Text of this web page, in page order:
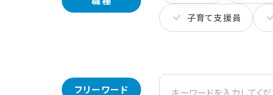
子育て支援員
フリーワード